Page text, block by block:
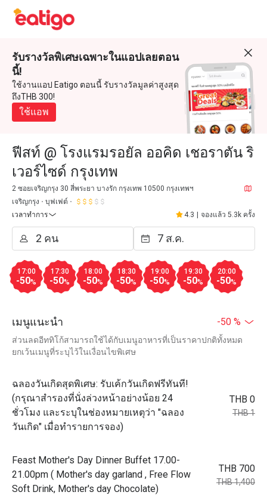
รับรางวัลพิเศษเฉพาะในแอปเลยตอน
นี้!
ใช้งานแอป Eatigo ตอนนี้ รับรางวัลมูลค่าสูงสุด
ถึงTHB 300!
ใช้แอพ
ฟีสท์ @ โรงแรมรอยัล ออคิด เชอราตัน ริ
เวอร์ไซด์ กรุงเทพ
2 ซอยเจริญกรุง 30 สี่พระยา บางรัก กรุงเทพ 10500 กรุงเทพฯ
เจริญกรุง
บุฟเฟต์
เวลาทำการ
4.3 จองแล้ว 5.3k ครั้ง
17:00
-50%
17:30
-50%
18:00
-50%
18:30
-50%
19:00
-50%
19:30
-50%
20:00
-50%
เมนูแนะนำ -50 %
ส่วนลดอีททิโก้สามารถใช้ได้กับเมนูอาหารที่เป็นราคาปกติทั้งหมด
ยกเว้นเมนูที่ระบุไว้ในเงื่อนไขพิเศษ
ฉลองวันเกิดสุดพิเศษ: รับเค้กวันเกิดฟรีทันที!
(กรุณาสำรองที่นั่งล่วงหน้าอย่างน้อย 24
ชั่วโมง และระบุในช่องหมายเหตุว่า "ฉลอง
วันเกิด" เมื่อทำรายการจอง)
THB 0
THB 1
Feast Mother's Day Dinner Buffet 17.00-
21.00pm ( Mother's day garland , Free Flow
Soft Drink, Mother's day Chocolate)
THB 700
THB 1,400